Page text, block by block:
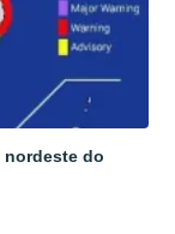
nordeste do